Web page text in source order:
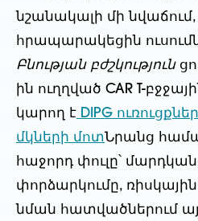
նշանակալի մի նվաճում,
հրապարակեցին
Բնության բժշկություն
ին ուղղված CAR T-
կարող է DIPG
մկների մոտՆրանց
հաջորդ փուլը՝
փորձարկումը, ռիսկային
նման հատվածներում